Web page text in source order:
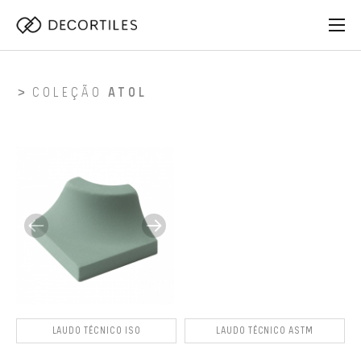
COLEÇÃO ATOL
LAUDO TÉCNICO ISO LAUDO TÉCNICO ASTM